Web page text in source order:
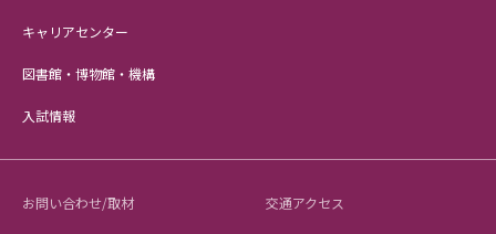
キャリアセンター
図書館・博物館・機構
入試情報
お問い合わせ/取材 交通アクセス